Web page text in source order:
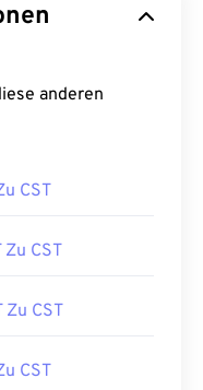
anderen
CST
Zu CST
Zu CST
CST